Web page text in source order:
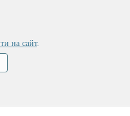
на сайт.